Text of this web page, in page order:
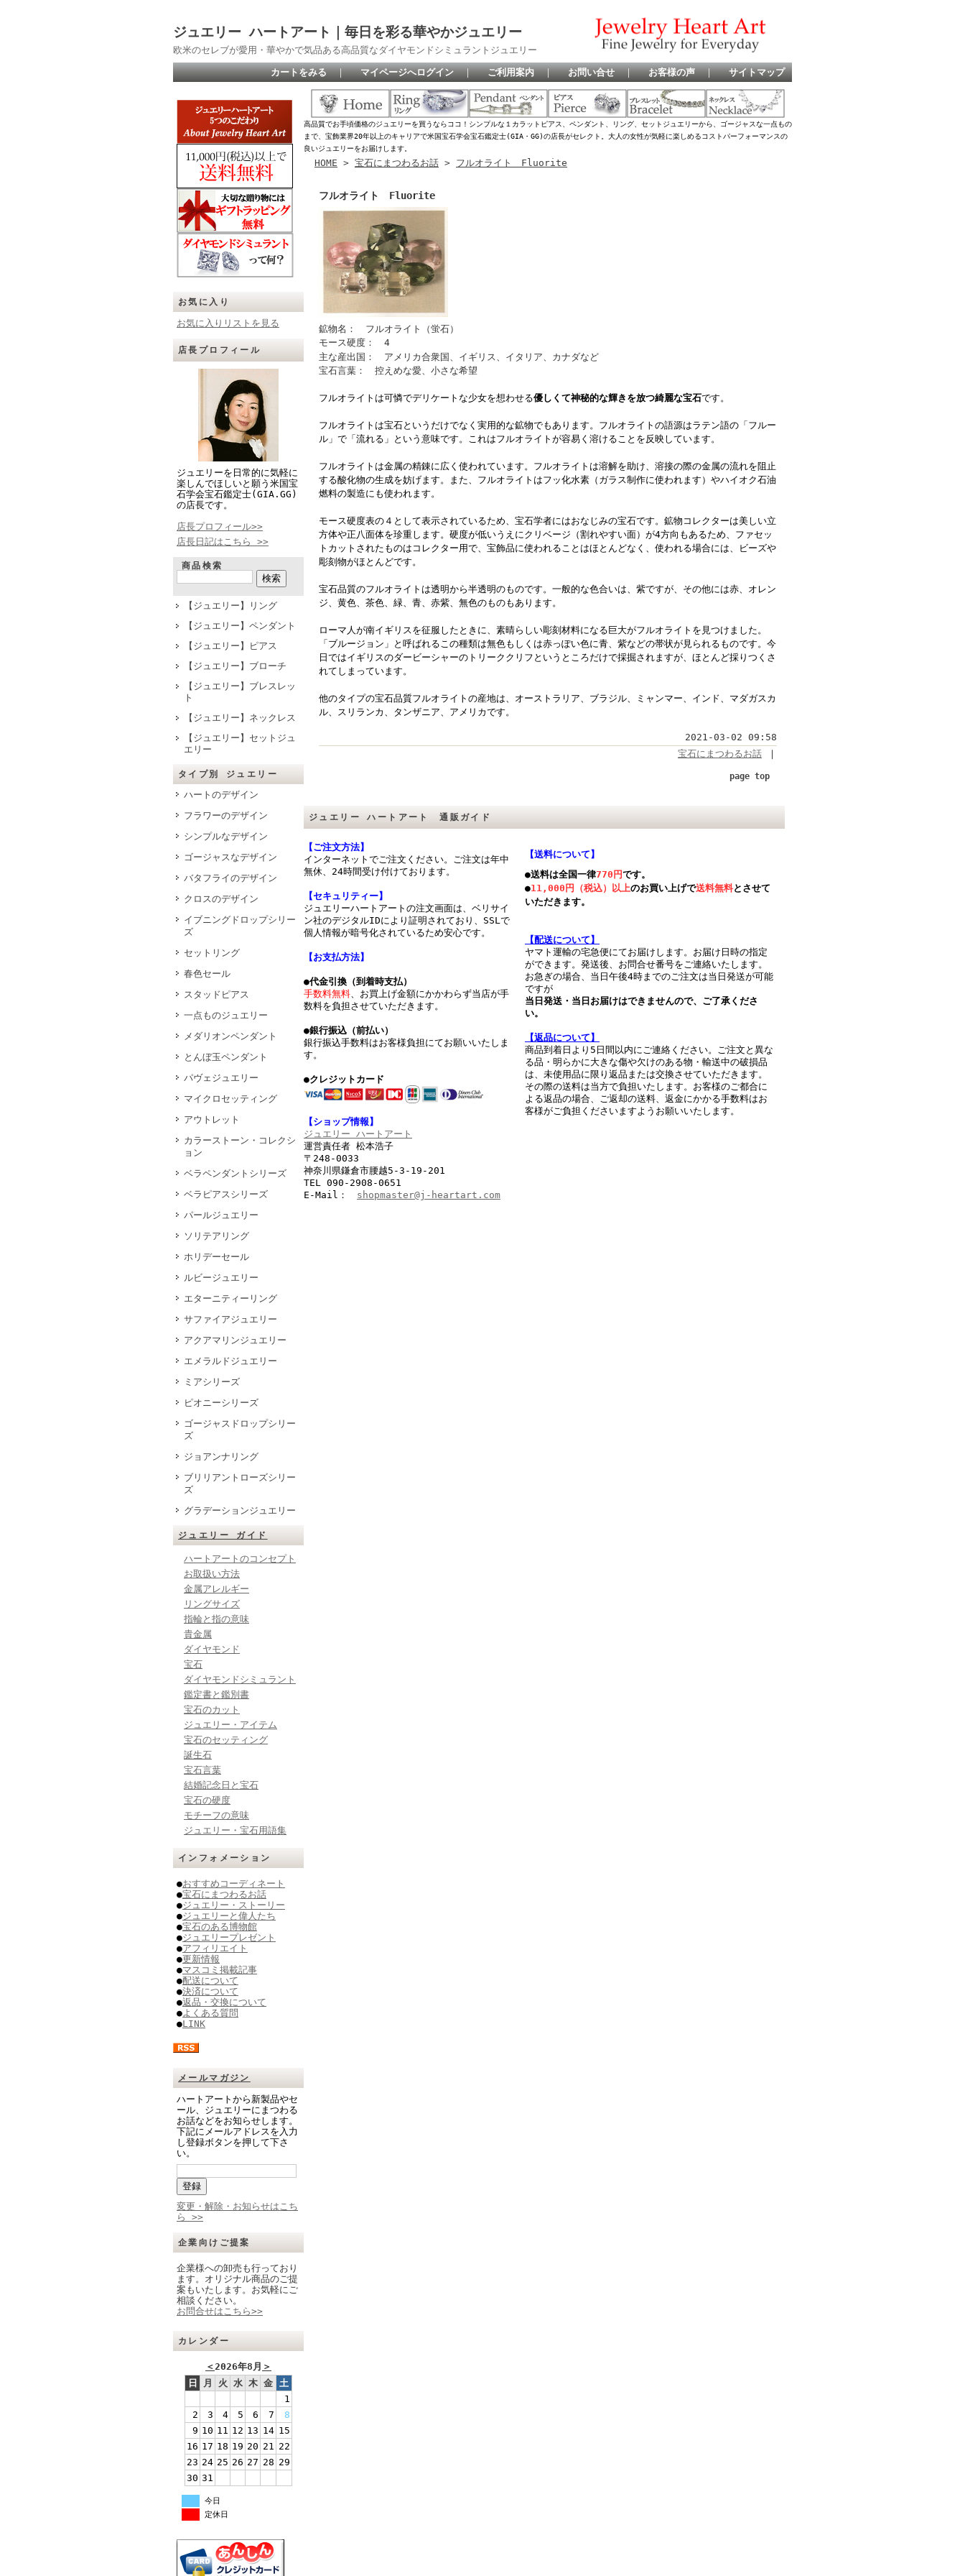
ジュエリー ハートアート｜毎日を彩る華やかジュエリー
欧米のセレブが愛用・華やかで気品ある高品質なダイヤモンドシミュラントジュエリー
カートをみる ｜ マイページへログイン ｜ ご利用案内 ｜ お問い合せ ｜ お客様の声 ｜ サイトマップ
お気に入り
お気に入りリストを見る
店長プロフィール
ジュエリーを日常的に気軽に
楽しんでほしいと願う米国宝
石学会宝石鑑定士(GIA.GG)
の店長です。
店長プロフィール>>
店長日記はこちら >>
商品検索
【ジュエリー】リング
【ジュエリー】ペンダント
【ジュエリー】ピアス
【ジュエリー】ブローチ
【ジュエリー】ブレスレッ
ト
【ジュエリー】ネックレス
【ジュエリー】セットジュ
エリー
タイプ別 ジュエリー
ハートのデザイン
フラワーのデザイン
シンプルなデザイン
ゴージャスなデザイン
バタフライのデザイン
クロスのデザイン
イブニングドロップシリー
ズ
セットリング
春色セール
スタッドピアス
一点ものジュエリー
メダリオンペンダント
とんぼ玉ペンダント
パヴェジュエリー
マイクロセッティング
アウトレット
カラーストーン・コレクシ
ョン
ベラペンダントシリーズ
ベラピアスシリーズ
パールジュエリー
ソリテアリング
ホリデーセール
ルビージュエリー
エターニティーリング
サファイアジュエリー
アクアマリンジュエリー
エメラルドジュエリー
ミアシリーズ
ピオニーシリーズ
ゴージャスドロップシリー
ズ
ジョアンナリング
ブリリアントローズシリー
ズ
グラデーションジュエリー
ジュエリー ガイド
ハートアートのコンセプト
お取扱い方法
金属アレルギー
リングサイズ
指輪と指の意味
貴金属
ダイヤモンド
宝石
ダイヤモンドシミュラント
鑑定書と鑑別書
宝石のカット
ジュエリー・アイテム
宝石のセッティング
誕生石
宝石言葉
結婚記念日と宝石
宝石の硬度
モチーフの意味
ジュエリー・宝石用語集
インフォメーション
●おすすめコーディネート
●宝石にまつわるお話
●ジュエリー・ストーリー
●ジュエリーと偉人たち
●宝石のある博物館
●ジュエリープレゼント
●アフィリエイト
●更新情報
●マスコミ掲載記事
●配送について
●決済について
●返品・交換について
●よくある質問
●LINK
メールマガジン
ハートアートから新製品やセ
ール、ジュエリーにまつわる
お話などをお知らせします。
下記にメールアドレスを入力
し登録ボタンを押して下さ
い。
変更・解除・お知らせはこち
ら >>
企業向けご提案
企業様への卸売も行っており
ます。オリジナル商品のご提
案もいたします。お気軽にご
相談ください。
お問合せはこちら>>
カレンダー
＜2026年8月 ＞
日
月 火 水 木 金 土
1
2
3 4 5 6 7
8
9 10 11 12 13 14 15
16 17 18 19 20 21 22
23 24 25 26 27 28 29
30 31
今日
定休日
高品質でお手頃価格のジュエリーを買うならココ！シンプルな１カラットピアス、ペンダント、リング、セットジュエリーから、ゴージャスな一点もの
まで、宝飾業界20年以上のキャリアで米国宝石学会宝石鑑定士(GIA・GG)の店長がセレクト。大人の女性が気軽に楽しめるコストパーフォーマンスの
良いジュエリーをお届けします。
HOME > 宝石にまつわるお話 > フルオライト Fluorite
フルオライト Fluorite
鉱物名： フルオライト（蛍石）
モース硬度： 4
主な産出国： アメリカ合衆国、イギリス、イタリア、カナダなど
宝石言葉： 控えめな愛、小さな希望
フルオライトは可憐でデリケートな少女を想わせる優しくて神秘的な輝きを放つ綺麗な宝石です。
フルオライトは宝石というだけでなく実用的な鉱物でもあります。フルオライトの語源はラテン語の「フルー
ル」で「流れる」という意味です。これはフルオライトが容易く溶けることを反映しています。
フルオライトは金属の精錬に広く使われています。フルオライトは溶解を助け、溶接の際の金属の流れを阻止
する酸化物の生成を妨げます。また、フルオライトはフッ化水素（ガラス制作に使われます）やハイオク石油
燃料の製造にも使われます。
モース硬度表の４として表示されているため、宝石学者にはおなじみの宝石です。鉱物コレクターは美しい立
方体や正八面体を珍重します。硬度が低いうえにクリベージ（割れやすい面）が4方向もあるため、ファセッ
トカットされたものはコレクター用で、宝飾品に使われることはほとんどなく、使われる場合には、ビーズや
彫刻物がほとんどです。
宝石品質のフルオライトは透明から半透明のものです。一般的な色合いは、紫ですが、その他には赤、オレン
ジ、黄色、茶色、緑、青、赤紫、無色のものもあります。
ローマ人が南イギリスを征服したときに、素晴らしい彫刻材料になる巨大がフルオライトを見つけました。
「ブルージョン」と呼ばれるこの種類は無色もしくは赤っぽい色に青、紫などの帯状が見られるものです。今
日ではイギリスのダービーシャーのトリーククリフというところだけで採掘されますが、ほとんど採りつくさ
れてしまっています。
他のタイプの宝石品質フルオライトの産地は、オーストラリア、ブラジル、ミャンマー、インド、マダガスカ
ル、スリランカ、タンザニア、アメリカです。
2021-03-02 09:58
宝石にまつわるお話 ｜
page top
ジュエリー ハートアート 通販ガイド
【ご注文方法】
インターネットでご注文ください。ご注文は年中
無休、24時間受け付けております。
【セキュリティー】
ジュエリーハートアートの注文画面は、ベリサイ
ン社のデジタルIDにより証明されており、SSLで
個人情報が暗号化されているため安心です。
【お支払方法】
●代金引換（到着時支払）
手数料無料、お買上げ金額にかかわらず当店が手
数料を負担させていただきます。
●銀行振込（前払い）
銀行振込手数料はお客様負担にてお願いいたしま
す。
●クレジットカード
【ショップ情報】
ジュエリー ハートアート
運営責任者 松本浩子
〒248-0033
神奈川県鎌倉市腰越5-3-19-201
TEL 090-2908-0651
E-Mail： shopmaster@j-heartart.com
【送料について】
●送料は全国一律770円です。
●11,000円（税込）以上のお買い上げで送料無料とさせて
いただきます。
【配送について】
ヤマト運輸の宅急便にてお届けします。お届け日時の指定
ができます。発送後、お問合せ番号をご連絡いたします。
お急ぎの場合、当日午後4時までのご注文は当日発送が可能
ですが
当日発送・当日お届けはできませんので、ご了承くださ
い。
【返品について】
商品到着日より5日間以内にご連絡ください。ご注文と異な
る品・明らかに大きな傷や欠けのある物・輸送中の破損品
は、未使用品に限り返品または交換させていただきます。
その際の送料は当方で負担いたします。お客様のご都合に
よる返品の場合、ご返却の送料、返金にかかる手数料はお
客様がご負担くださいますようお願いいたします。